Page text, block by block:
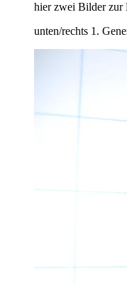
hier zwei Bilder zur
unten/rechts 1.